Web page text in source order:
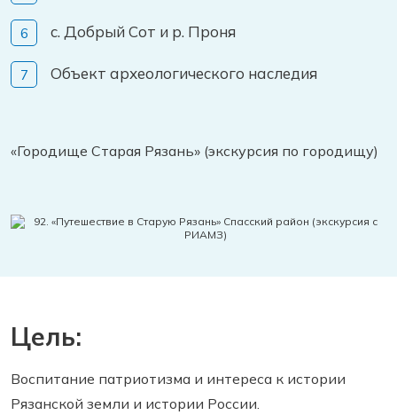
с. Добрый Сот и р. Проня
Объект археологического наследия
«Городище Старая Рязань» (экскурсия по городищу)
Цель:
Воспитание патриотизма и интереса к истории
Рязанской земли и истории России.